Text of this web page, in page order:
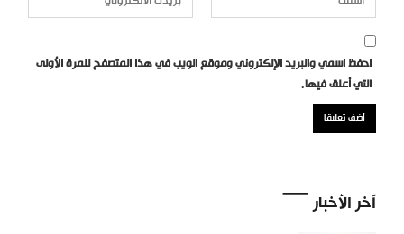
احفظ اسمي والبريد الإلكتروني وموقع الويب في هذا المتصفح للمرة الأولى
التي أعلق فيها.
آخر الأخبار